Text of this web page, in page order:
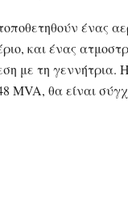
ένας
και ένας
με τη γεννήτρια.
MVA, θα είναι